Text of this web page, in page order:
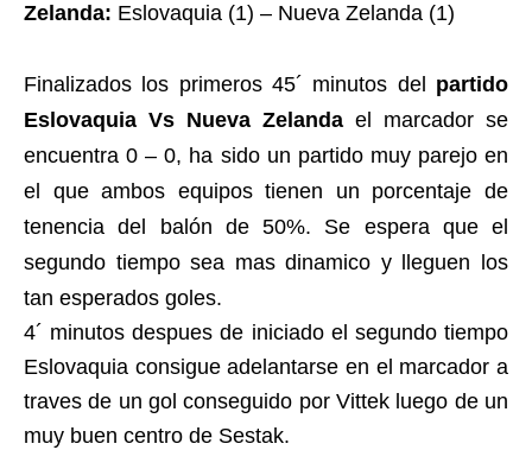
Zelanda: Eslovaquia (1) – Nueva Zelanda (1)
Finalizados los primeros 45´ minutos del partido
Eslovaquia Vs Nueva Zelanda el marcador se
encuentra 0 – 0, ha sido un partido muy parejo en
el que ambos equipos tienen un porcentaje de
tenencia del balón de 50%. Se espera que el
segundo tiempo sea mas dinamico y lleguen los
tan esperados goles.
4´ minutos despues de iniciado el segundo tiempo
Eslovaquia consigue adelantarse en el marcador a
traves de un gol conseguido por Vittek luego de un
muy buen centro de Sestak.